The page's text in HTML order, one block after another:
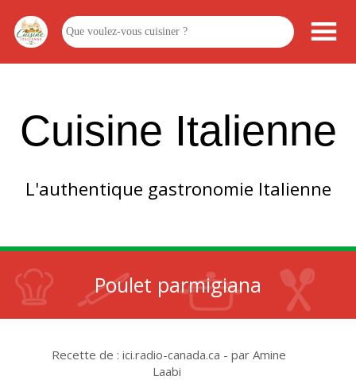
Cuisine Italienne
L'authentique gastronomie Italienne
Poulet parmigiana
Recette de : ici.radio-canada.ca - par Amine
Laabi